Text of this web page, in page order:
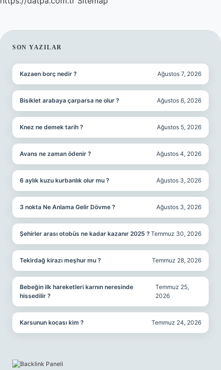
SIDEBAR
SON YAZILAR
Kazaen borç nedir ? Ağustos 7, 2026
Bisiklet arabaya çarparsa ne olur ? Ağustos 6, 2026
Knez ne demek tarih ? Ağustos 5, 2026
Avans ne zaman ödenir ? Ağustos 4, 2026
6 aylık kuzu kurbanlık olur mu ? Ağustos 3, 2026
3 nokta Ne Anlama Gelir Dövme ? Ağustos 3, 2026
Şehirler arası otobüs ne kadar kazanır 2025 ? Temmuz 30, 2026
Tekirdağ kirazı meşhur mu ? Temmuz 28, 2026
Bebeğin ilk hareketleri karnın neresinde
hissedilir ?
Temmuz 25,
2026
Karsunun kocası kim ? Temmuz 24, 2026